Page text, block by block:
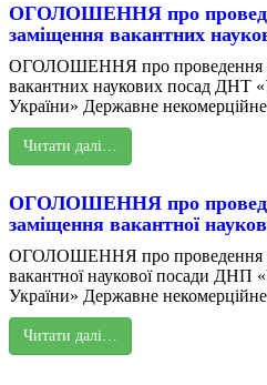
ОГОЛОШЕННЯ про
заміщення вакантних
ОГОЛОШЕННЯ про проведення
вакантних наукових посад
України» Державне
Читати далі…
ОГОЛОШЕННЯ про
заміщення вакантної
ОГОЛОШЕННЯ про проведення
вакантної наукової посади
України» Державне
Читати далі…